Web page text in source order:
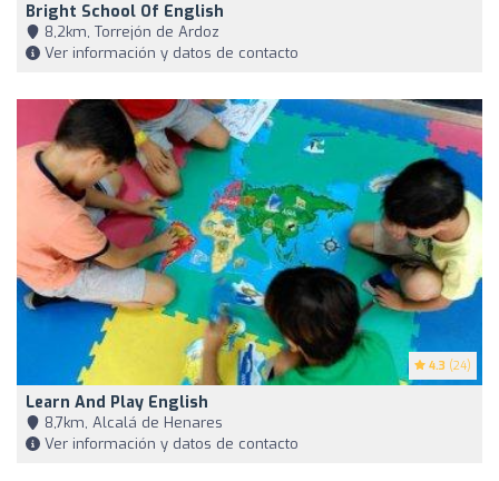
Bright School Of English
8,2km, Torrejón de Ardoz
Ver información y datos de contacto
4.3 (24)
Learn And Play English
8,7km, Alcalá de Henares
Ver información y datos de contacto